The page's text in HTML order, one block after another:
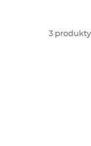
3 produkty